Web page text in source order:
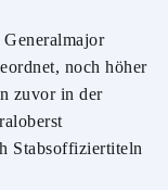
noch höher
zuvor in der
Stabsoffiziertiteln